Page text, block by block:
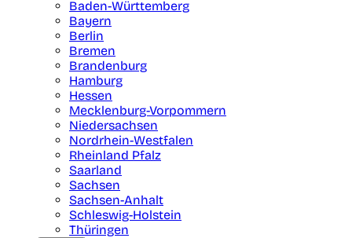
Baden-Württemberg
Bayern
Berlin
Bremen
Brandenburg
Hamburg
Hessen
Mecklenburg-Vorpommern
Niedersachsen
Nordrhein-Westfalen
Rheinland Pfalz
Saarland
Sachsen
Sachsen-Anhalt
Schleswig-Holstein
Thüringen